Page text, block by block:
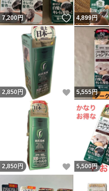
7,200円 いいね！
4,899円
2,850 円 いいね！
5,555円
2,850 円 いいね！
5,500円